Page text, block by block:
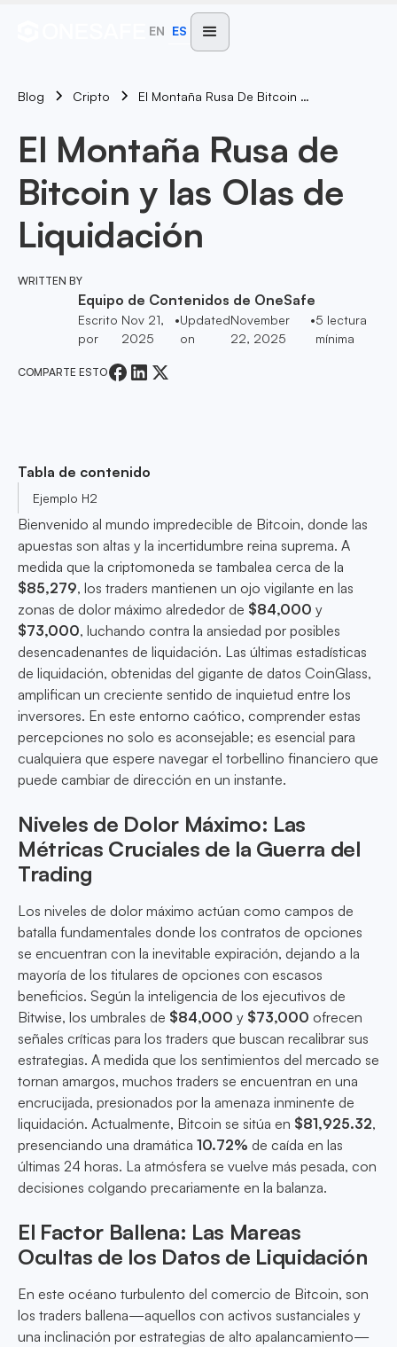
EN ES
Blog Cripto El Montaña Rusa De Bitcoin Y Las Olas De Liquidación
El Montaña Rusa de
Bitcoin y las Olas de
Liquidación
WRITTEN BY
Equipo de Contenidos de OneSafe
Escrito
por
Nov 21,
2025
•Updated
on
November
22, 2025
•5 lectura
mínima
COMPARTE ESTO
Tabla de contenido
Ejemplo H2
Bienvenido al mundo impredecible de Bitcoin, donde las
apuestas son altas y la incertidumbre reina suprema. A
medida que la criptomoneda se tambalea cerca de la
$85,279, los traders mantienen un ojo vigilante en las
zonas de dolor máximo alrededor de $84,000 y
$73,000, luchando contra la ansiedad por posibles
desencadenantes de liquidación. Las últimas estadísticas
de liquidación, obtenidas del gigante de datos CoinGlass,
amplifican un creciente sentido de inquietud entre los
inversores. En este entorno caótico, comprender estas
percepciones no solo es aconsejable; es esencial para
cualquiera que espere navegar el torbellino financiero que
puede cambiar de dirección en un instante.
Niveles de Dolor Máximo: Las
Métricas Cruciales de la Guerra del
Trading
Los niveles de dolor máximo actúan como campos de
batalla fundamentales donde los contratos de opciones
se encuentran con la inevitable expiración, dejando a la
mayoría de los titulares de opciones con escasos
beneficios. Según la inteligencia de los ejecutivos de
Bitwise, los umbrales de $84,000 y $73,000 ofrecen
señales críticas para los traders que buscan recalibrar sus
estrategias. A medida que los sentimientos del mercado se
tornan amargos, muchos traders se encuentran en una
encrucijada, presionados por la amenaza inminente de
liquidación. Actualmente, Bitcoin se sitúa en $81,925.32,
presenciando una dramática 10.72% de caída en las
últimas 24 horas. La atmósfera se vuelve más pesada, con
decisiones colgando precariamente en la balanza.
El Factor Ballena: Las Mareas
Ocultas de los Datos de Liquidación
En este océano turbulento del comercio de Bitcoin, son
los traders ballena—aquellos con activos sustanciales y
una inclinación por estrategias de alto apalancamiento—